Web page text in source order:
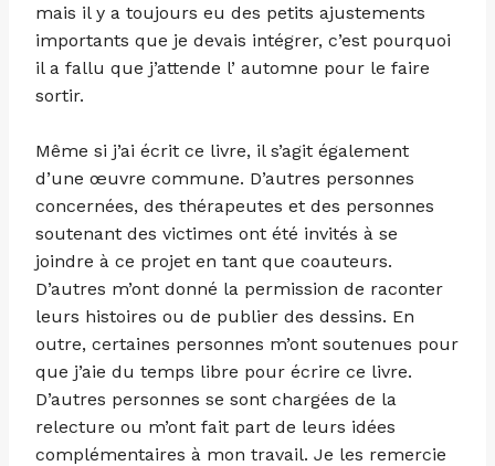
mais il y a toujours eu des petits ajustements
importants que je devais intégrer, c’est pourquoi
il a fallu que j’attende l’ automne pour le faire
sortir.
Même si j’ai écrit ce livre, il s’agit également
d’une œuvre commune. D’autres personnes
concernées, des thérapeutes et des personnes
soutenant des victimes ont été invités à se
joindre à ce projet en tant que coauteurs.
D’autres m’ont donné la permission de raconter
leurs histoires ou de publier des dessins. En
outre, certaines personnes m’ont soutenues pour
que j’aie du temps libre pour écrire ce livre.
D’autres personnes se sont chargées de la
relecture ou m’ont fait part de leurs idées
complémentaires à mon travail. Je les remercie